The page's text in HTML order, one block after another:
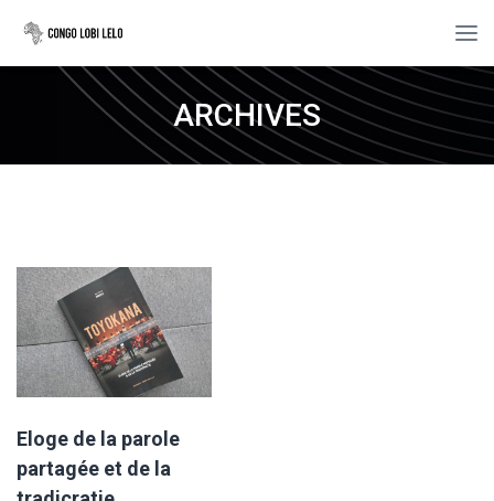
ARCHIVES
Eloge de la parole
partagée et de la